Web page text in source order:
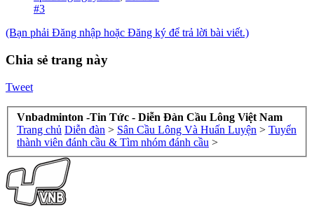
#3
(Bạn phải Đăng nhập hoặc Đăng ký để trả lời bài viết.)
Chia sẻ trang này
Tweet
Vnbadminton -Tin Tức - Diễn Đàn Cầu Lông Việt Nam
Trang chủ Diễn đàn > Sân Cầu Lông Và Huấn Luyện > Tuyển
thành viên đánh cầu & Tìm nhóm đánh cầu >